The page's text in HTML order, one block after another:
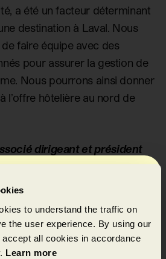
to understand the traffic on
the user experience. By using our
all cookies in accordance
Learn more
a été un facteur déterminant
destination à Laval. Nous
faire équipe avec des
pour assurer la gestion de
Nous pourrons ainsi donner
l’offre hôtelière au nord de
dirigeant et président
immobilier au
à notre